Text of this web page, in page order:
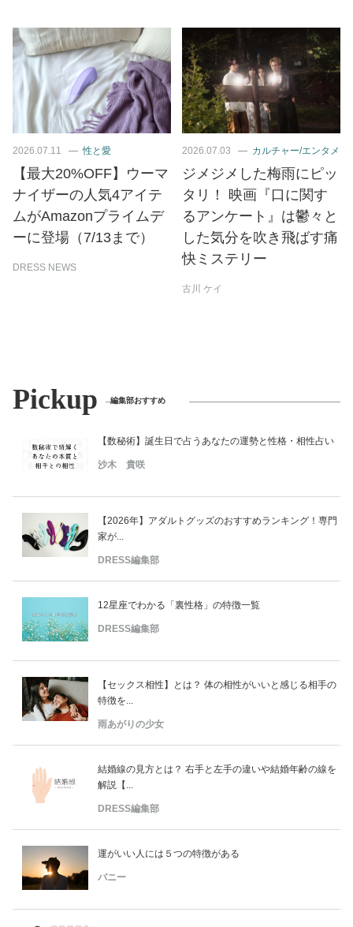
2026.07.11 性と愛
【最大20%OFF】ウーマ
ナイザーの人気4アイテ
ムがAmazonプライムデ
ーに登場（7/13まで）
DRESS NEWS
2026.07.03 カルチャー/エンタメ
ジメジメした梅雨にピッ
タリ！ 映画『口に関す
るアンケート』は鬱々と
した気分を吹き飛ばす痛
快ミステリー
古川 ケイ
Pickup 編集部おすすめ
【数秘術】誕生日で占うあなたの運勢と性格・相性占い
沙木 貴咲
【2026年】アダルトグッズのおすすめランキング！専門
家が...
DRESS編集部
12星座でわかる「裏性格」の特徴一覧
DRESS編集部
【セックス相性】とは？ 体の相性がいいと感じる相手の
特徴を...
雨あがりの少女
結婚線の見方とは？ 右手と左手の違いや結婚年齢の線を
解説【...
DRESS編集部
運がいい人には５つの特徴がある
バニー